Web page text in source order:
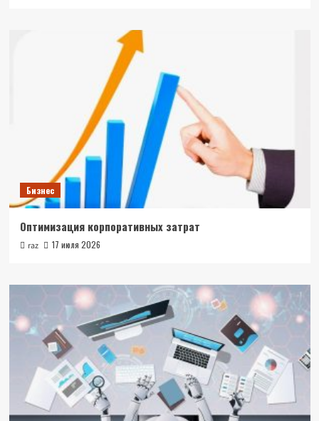
Бизнес
Оптимизация корпоративных затрат
raz 17 июля 2026